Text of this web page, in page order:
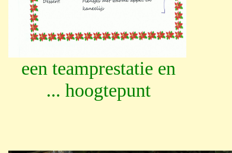
een teamprestatie en
... hoogtepunt